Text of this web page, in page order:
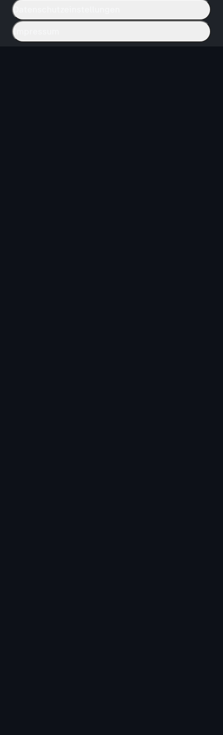
Datenschutzeinstellungen
Impressum